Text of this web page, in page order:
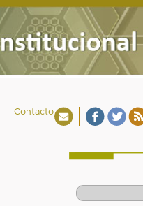
Contacto